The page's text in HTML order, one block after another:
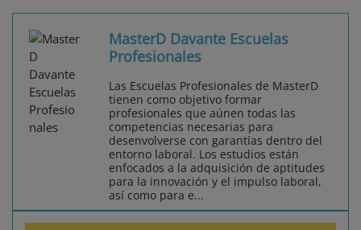
MasterD Davante Escuelas
Profesionales
Las Escuelas Profesionales de MasterD
tienen como objetivo formar
profesionales que aúnen todas las
competencias necesarias para
desenvolverse con garantías dentro del
entorno laboral. Los estudios están
enfocados a la adquisición de aptitudes
para la innovación y el impulso laboral,
así como para e...